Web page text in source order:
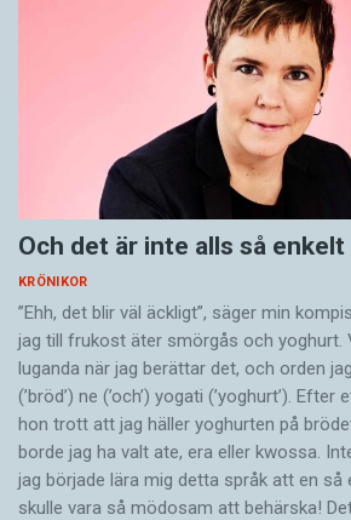
Och det är inte alls så
KRÖNIKOR
”Ehh, det blir väl äckligt”, säger min
jag till frukost äter smörgås och yoghurt.
luganda när jag berättar det, och orden
(’bröd’) ne (’och’) yogati (’yoghurt’).
hon trott att jag häller yoghurten på
borde jag ha valt ate, era eller kwossa.
jag började lära mig detta språk att en så
skulle vara så mödosam att behärska!